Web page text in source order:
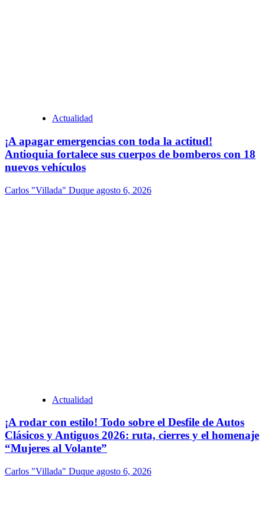
Actualidad
¡A apagar emergencias con toda la actitud!
Antioquia fortalece sus cuerpos de bomberos con 18
nuevos vehículos
Carlos "Villada" Duque agosto 6, 2026
Actualidad
¡A rodar con estilo! Todo sobre el Desfile de Autos
Clásicos y Antiguos 2026: ruta, cierres y el homenaje
“Mujeres al Volante”
Carlos "Villada" Duque agosto 6, 2026